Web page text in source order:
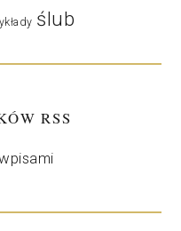
ślub
RSS